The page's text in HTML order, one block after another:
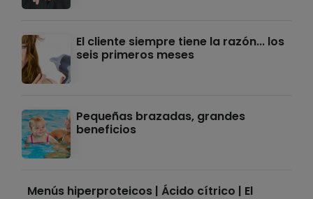
El cliente siempre tiene la razón... los
seis primeros meses
Pequeñas brazadas, grandes
beneficios
Menús hiperproteicos | Ácido cítrico | El